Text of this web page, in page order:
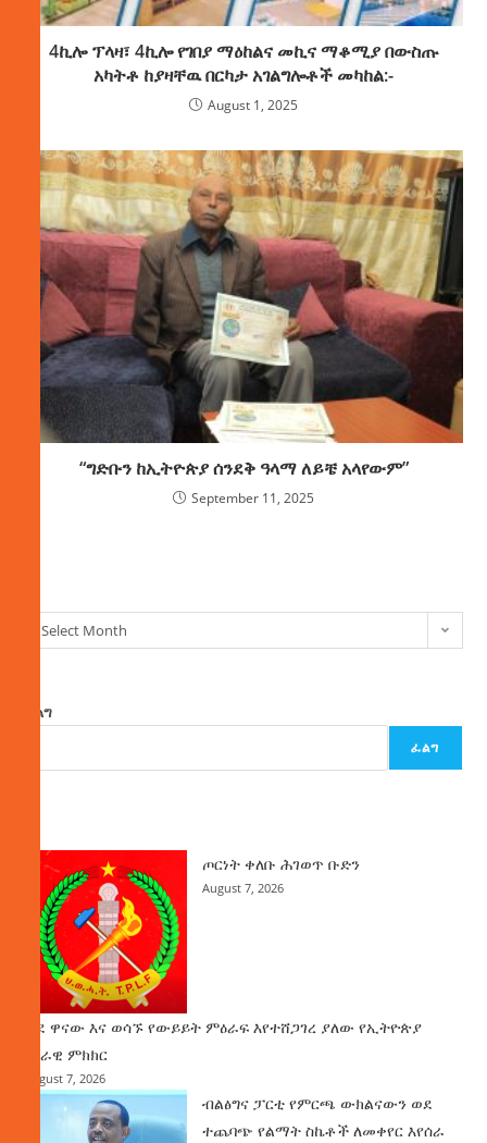
4ኪሎ ፕላዛ፣ 4ኪሎ የገበያ ማዕከልና መኪና ማቆሚያ በውስጡ
አካትቶ ከያዛቸዉ በርካታ አገልግሎቶች መካከል:-
August 1, 2025
“ግድቡን ከኢትዮጵያ ሰንደቅ ዓላማ ለይቼ አላየውም”
September 11, 2025
Select Month
ፈልግ
ፈልግ
ጦርነት ቀለቡ ሕገወጥ ቡድን
August 7, 2026
ወደ ዋናው እና ወሳኙ የውይይት ምዕራፍ እየተሸጋገረ ያለው የኢትዮጵያ
ሀገራዊ ምክክር
August 7, 2026
ብልፅግና ፓርቲ የምርጫ ውክልናውን ወደ
ተጨባጭ የልማት ስኬቶች ለመቀየር እየሰራ